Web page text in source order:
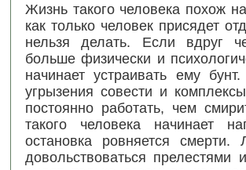
Жизнь такого человека похож
как только человек присядет
нельзя делать. Если вдруг
больше физически и
начинает устраивать ему
угрызения совести и
постоянно работать, чем
такого человека начинает
остановка ровняется
довольствоваться